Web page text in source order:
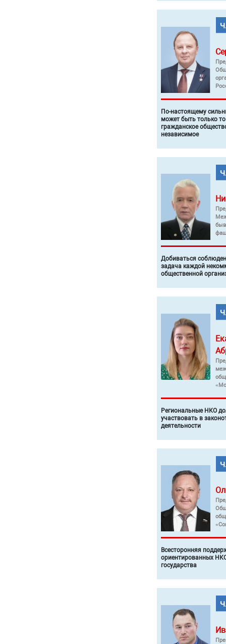
По-настоящему
может быть только
гражданское
независимое
Добиваться
задача каждой
общественной
Региональные НКО
участвовать в
деятельности
Всесторонняя
ориентированных
государства